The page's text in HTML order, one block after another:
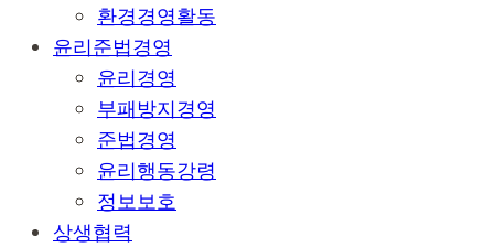
환경경영활동
윤리준법경영
윤리경영
부패방지경영
준법경영
윤리행동강령
정보보호
상생협력